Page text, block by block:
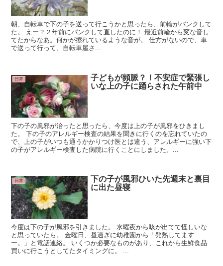
朝、自転車で下の子を送って行こうかと思ったら、前輪がパンクして
た。 えー？２年前にパンクして直したのに！ 最近前輪から変な音し
てたからなあ。何かが擦れているような音が。 仕方がないので、車
で送って行って、自転車屋さ...
日常
子どもが頻脈？！不安症で緊張し
いな上の子に踊らされた午前中
下の子の風邪が治ったと思ったら、今度は上の子が風邪をひきまし
た。 下の子のアレルギー検査の結果を聞きに行くのを忘れていたの
で、上の子がいつも通うかかりつけ医とは違う、アレルギーに強い下
の子がアレルギー検査した病院に行くことにしました。...
日常
下の子が風邪ひいた先週末と裏目
に出た昼寝
今度は下の子が風邪を引きました。 水曜夜から咳が出てて怪しいな
と思っていたら。 金曜日、昼過ぎに幼稚園から「発熱してます
ー。」と電話連絡。 いくつか必要なものがあり、これから生鮮食品
買いに行こうとしてたタイミングに。 ...